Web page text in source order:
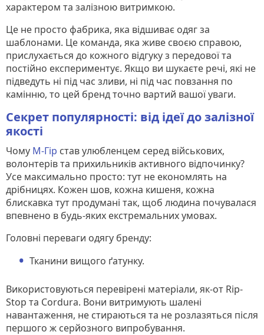
характером та залізною витримкою.
Це не просто фабрика, яка відшиває одяг за
шаблонами. Це команда, яка живе своєю справою,
прислухається до кожного відгуку з передової та
постійно експериментує. Якщо ви шукаєте речі, які не
підведуть ні під час зливи, ні під час повзання по
камінню, то цей бренд точно вартий вашої уваги.
Секрет популярності: від ідеї до залізної
якості
Чому М-Гір став улюбленцем серед військових,
волонтерів та прихильників активного відпочинку?
Усе максимально просто: тут не економлять на
дрібницях. Кожен шов, кожна кишеня, кожна
блискавка тут продумані так, щоб людина почувалася
впевнено в будь-яких екстремальних умовах.
Головні переваги одягу бренду:
Тканини вищого ґатунку.
Використовуються перевірені матеріали, як-от Rip-
Stop та Cordura. Вони витримують шалені
навантаження, не стираються та не розлазяться після
першого ж серйозного випробування.